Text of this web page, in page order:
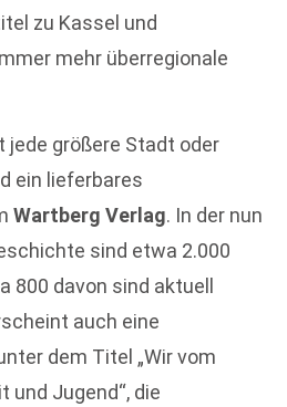
zu Kassel und
mehr überregionale
größere Stadt oder
ein lieferbares
Wartberg Verlag. In der nun
sind etwa 2.000
800 davon sind aktuell
auch eine
dem Titel „Wir vom
und Jugend“, die